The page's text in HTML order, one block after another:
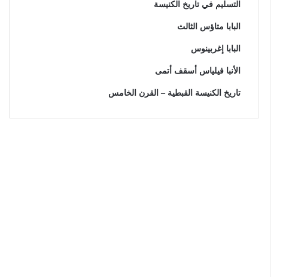
التسليم في تاريخ الكنيسة
البابا متاؤس الثالث
البابا إغربينوس
الأنبا فيلياس أسقف أتمى
تاريخ الكنيسة القبطية – القرن الخامس